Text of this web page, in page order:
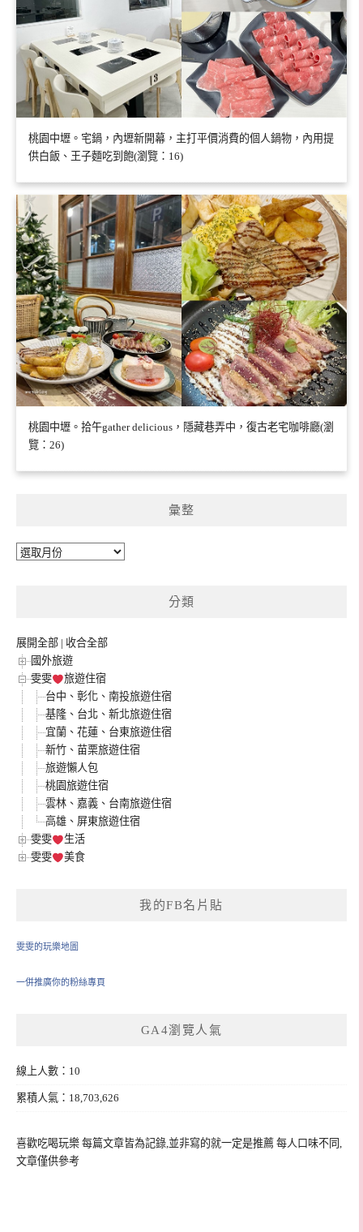
桃園中壢。宅鍋，內壢新開幕，主打平價消費的個人鍋物，內用提
供白飯、王子麵吃到飽(瀏覽：16)
桃園中壢。拾午gather delicious，隱藏巷弄中，復古老宅咖啡廳(瀏
覽：26)
彙整
彙
分類
展開全部 | 收合全部
國外旅遊
雯雯
旅遊住宿
台中、彰化、南投旅遊住宿
基隆、台北、新北旅遊住宿
宜蘭、花蓮、台東旅遊住宿
新竹、苗栗旅遊住宿
旅遊懶人包
桃園旅遊住宿
雲林、嘉義、台南旅遊住宿
高雄、屏東旅遊住宿
雯雯
生活
雯雯
美食
我的FB名片貼
雯雯的玩樂地圖
一併推廣你的粉絲專頁
GA4瀏覽人氣
線上人數：10
累積人氣：18,703,626
喜歡吃喝玩樂 每篇文章皆為記錄,並非寫的就一定是推薦 每人口味不同,
文章僅供參考